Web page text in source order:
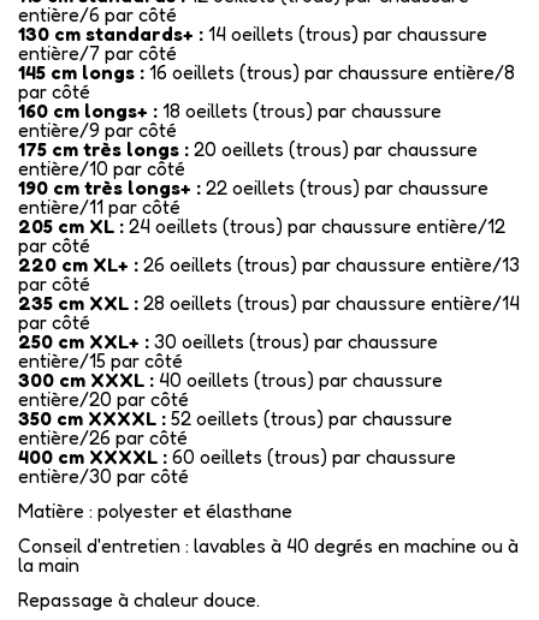
entière/6 par côté
130 cm standards+ : 14 oeillets (trous) par chaussure
entière/7 par côté
145 cm longs : 16 oeillets (trous) par chaussure entière/8
par côté
160 cm longs+ : 18 oeillets (trous) par chaussure
entière/9 par côté
175 cm très longs : 20 oeillets (trous) par chaussure
entière/10 par côté
190 cm très longs+ : 22 oeillets (trous) par chaussure
entière/11 par côté
205 cm XL : 24 oeillets (trous) par chaussure entière/12
par côté
220 cm XL+ : 26 oeillets (trous) par chaussure entière/13
par côté
235 cm XXL : 28 oeillets (trous) par chaussure entière/14
par côté
250 cm XXL+ : 30 oeillets (trous) par chaussure
entière/15 par côté
300 cm XXXL : 40 oeillets (trous) par chaussure
entière/20 par côté
350 cm XXXXL : 52 oeillets (trous) par chaussure
entière/26 par côté
400 cm XXXXL : 60 oeillets (trous) par chaussure
entière/30 par côté
Matière : polyester et élasthane
Conseil d'entretien : lavables à 40 degrés en machine ou à
la main
Repassage à chaleur douce.